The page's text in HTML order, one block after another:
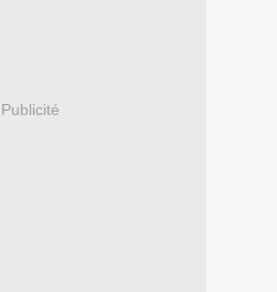
Publicité